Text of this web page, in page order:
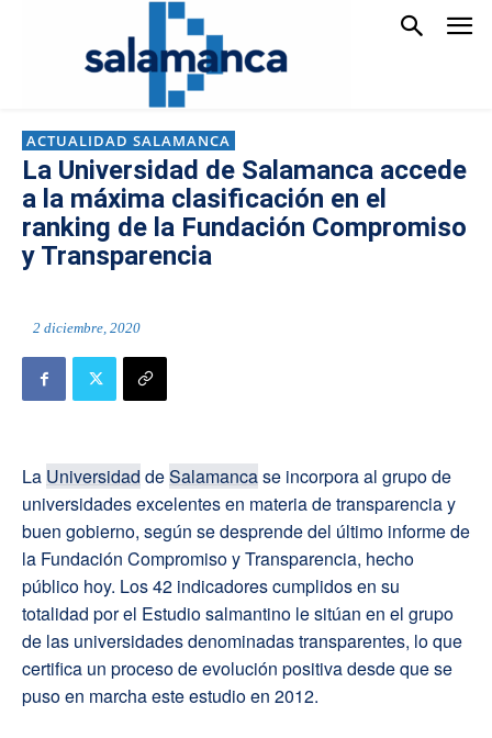
ACTUALIDAD SALAMANCA
La Universidad de Salamanca accede
a la máxima clasificación en el
ranking de la Fundación Compromiso
y Transparencia
2 diciembre, 2020
La Universidad deSalamancase incorpora al grupo de
universidades excelentes en materia de transparencia y
buen gobierno, según se desprende del último informe de
la Fundación Compromiso y Transparencia, hecho
público hoy. Los 42 indicadores cumplidos en su
totalidad por el Estudio salmantino le sitúan en el grupo
de las universidades denominadas transparentes, lo que
certifica un proceso de evolución positiva desde que se
puso en marcha este estudio en 2012.